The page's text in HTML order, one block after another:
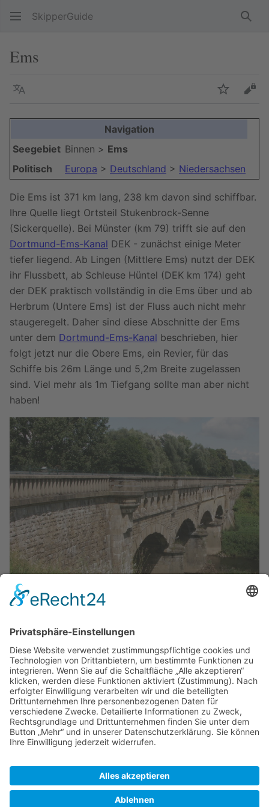
SkipperGuide
Ems
Sprache
Navigation
Seegebiet Binnen > Ems
Politisch
Europa > Deutschland > Niedersachsen
Die Ems ist 371 km lang, 238 km davon sind schiffbar.
Ihre Quelle liegt Ortsteil Stukenbrock-Senne
(Sickerquelle). Bei Münster (km 79) trifft sie auf den
Dortmund-Ems-Kanal DEK - zunächst einige Meter
tiefer liegend. Ab Lingen (Mittlere Ems) nutzt der DEK
ihr Flussbett, ab Schleuse Hüntel (DEK km 174) geht
der DEK praktisch vollständig in die Ems über und ab
Herbrum (Untere Ems) ist der Fluss auch nicht mehr
staugeregelt. Daher sind diese Abschnitte der Ems
unter dem Dortmund-Ems-Kanal beschrieben, hier
folgt jetzt nur die Obere Ems, ein Revier, für das
Schiffe bis 26m Länge und 5,2m Breite zugelassen
sind. Viel mehr als 1m Tiefgang sollte man aber nicht
haben!
heute ist die Brückenwanne leer
Die Obere Ems
Zuletzt bearbeitet vor 11 Jahrenvon92.205.111.54
,Kannix,Messe,